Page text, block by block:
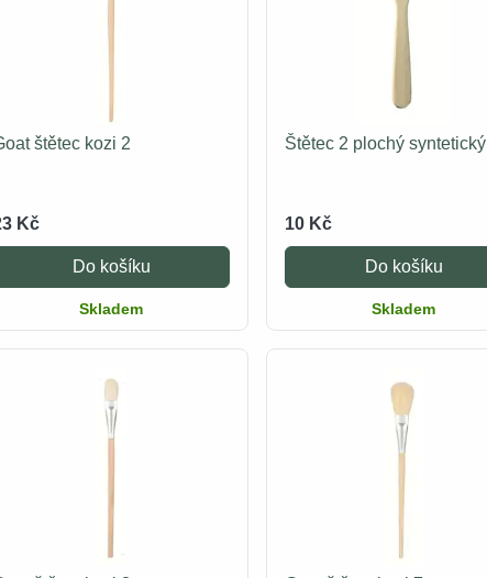
štětec kozi 2
Kč
Do košíku
Skladem
Štětec 2 plochý syntetický
10 Kč
Do košíku
Skladem